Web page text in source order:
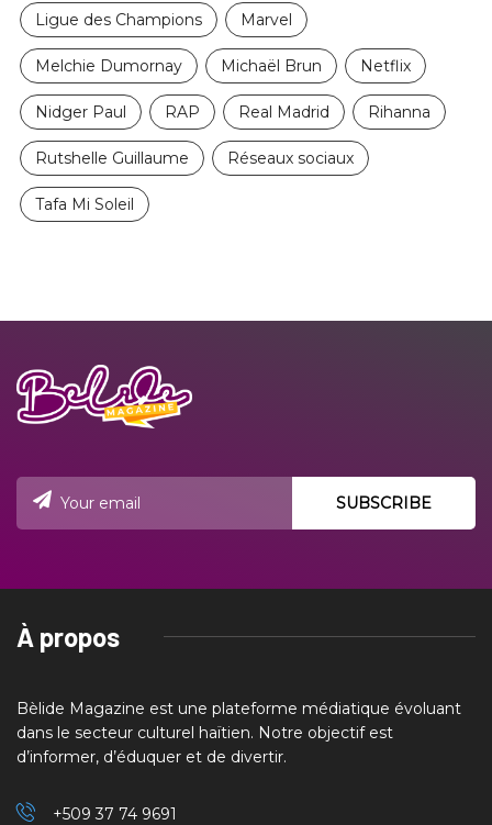
Ligue des Champions Marvel
Melchie Dumornay Michaël Brun Netflix
Nidger Paul RAP Real Madrid Rihanna
Rutshelle Guillaume Réseaux sociaux
Tafa Mi Soleil
À propos
Bèlide Magazine est une plateforme médiatique évoluant
dans le secteur culturel haïtien. Notre objectif est
d’informer, d’éduquer et de divertir.
+509 37 74 9691